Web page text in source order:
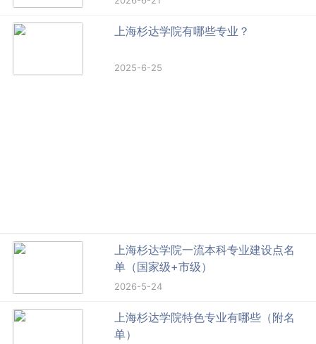
上海杉达学院有哪些专业？
2025-6-25
上海杉达学院一流本科专业建设点名
单（国家级+市级）
2026-5-24
上海杉达学院特色专业有哪些（附名
单）